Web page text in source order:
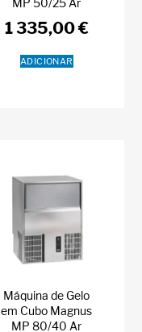
MP 50/25 Ar
1 335,00€
ADICIONAR
Máquina de Gelo
em Cubo Magnus
MP 80/40 Ar